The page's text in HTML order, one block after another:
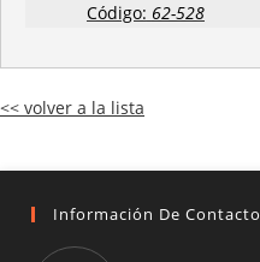
Código: 62-528
<< volver a la lista
Información De Contacto